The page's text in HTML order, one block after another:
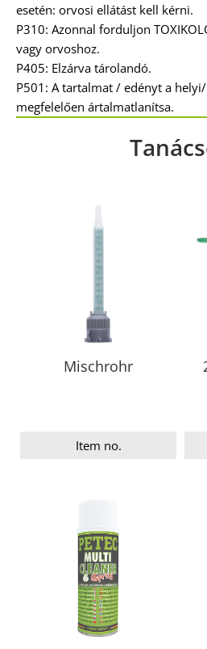
esetén: orvosi ellátást kell kérni.
P310: Azonnal forduljon
vagy orvoshoz.
P405: Elzárva tárolandó.
P501: A tartalmat / edényt a
megfelelően ártalmatlanítsa.
Mischrohr
Item no.